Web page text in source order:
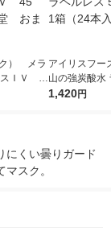
） メラ
スＩＶ 4
おまけ
アイリスフー
山の強炭酸水
レス 500ml 1
1,420円
にくい曇りガード
スク。